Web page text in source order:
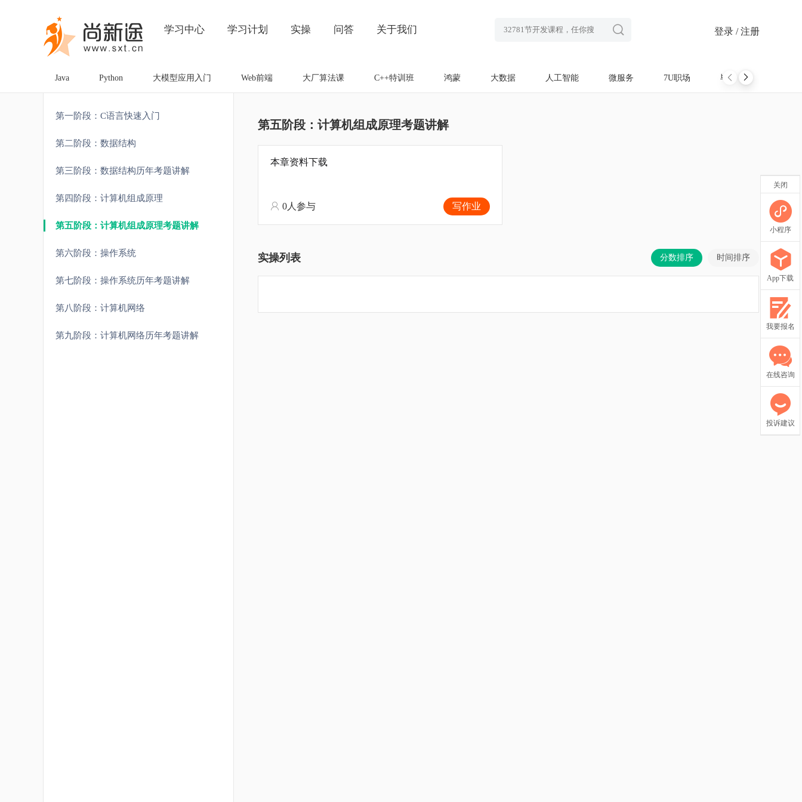
学习中心 学习计划 实操 问答 关于我们 登录 / 注册

Java Python 大模型应用入门 Web前端 大厂算法课 C++特训班 鸿蒙 大数据 人工智能 微服务 7U职场 毕设项目
第一阶段：C语言快速入门
第二阶段：数据结构
第三阶段：数据结构历年考题讲解
第四阶段：计算机组成原理
第五阶段：计算机组成原理考题讲解
第六阶段：操作系统
第七阶段：操作系统历年考题讲解
第八阶段：计算机网络
第九阶段：计算机网络历年考题讲解
第五阶段：计算机组成原理考题讲解
本章资料下载
0人参与 写作业
实操列表 分数排序 时间排序
关闭
小程序
App下载
我要报名
在线咨询
投诉建议